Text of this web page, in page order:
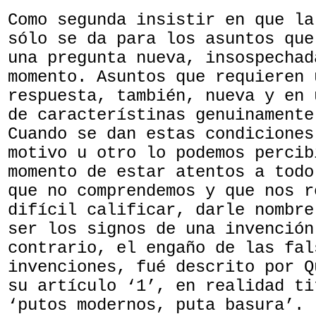
Como segunda insistir en que
sólo se da para los asuntos
una pregunta nueva,
momento. Asuntos que requieren
respuesta, también, nueva y en
de característinas
Cuando se dan estas
motivo u otro lo podemos
momento de estar atentos a
que no comprendemos y que nos
difícil calificar, darle nombre:
ser los signos de una
contrario, el engaño de las
invenciones, fué descrito por
su artículo ‘1’, en realidad
‘putos modernos, puta basura’.